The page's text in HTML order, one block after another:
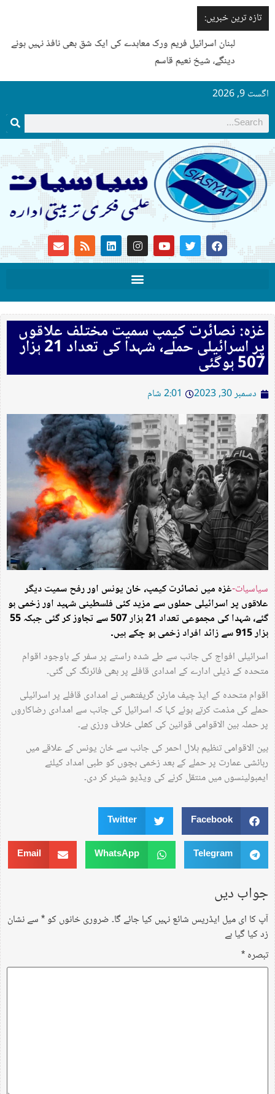
تازہ ترین خبریں:
لبنان اسرائیل فریم ورک معاہدے کی ایک شق بھی نافذ نہیں ہونے
دینگے، شیخ نعیم قاسم
اگست 9, 2026
غزہ: نصائرت کیمپ سمیت مختلف علاقوں
پر اسرائیلی حملے، شہدا کی تعداد 21 ہزار
507 ہوگئی
دسمبر 30, 2023 2:01 شام
سیاسیات-غزہ میں نصائرت کیمپ، خان یونس اور رفح سمیت دیگر
علاقوں پر اسرائیلی حملوں سے مزید کئی فلسطینی شہید اور زخمی ہو
گئے، شہدا کی مجموعی تعداد 21 ہزار 507 سے تجاوز کر گئی جبکہ 55
ہزار 915 سے زائد افراد زخمی ہو چکے ہیں۔
اسرائیلی افواج کی جانب سے طے شدہ راستے پر سفر کے باوجود اقوام
متحدہ کے ذیلی ادارے کے امدادی قافلے پر بھی فائرنگ کی گئی۔
اقوام متحدہ کے ایڈ چیف مارٹن گریفتھس نے امدادی قافلے پر اسرائیلی
حملے کی مذمت کرتے ہوئے کہا کہ اسرائیل کی جانب سے امدادی رضاکاروں
پر حملہ بین الاقوامی قوانین کی کھلی خلاف ورزی ہے۔
بین الاقوامی تنظیم ہلال احمر کی جانب سے خان یونس کے علاقے میں
رہائشی عمارت پر حملے کے بعد زخمی بچوں کو طبی امداد کیلئے
ایمبولینسوں میں منتقل کرنے کی ویڈیو شیئر کر دی۔
Facebook
Twitter
Telegram
WhatsApp
Email
جواب دیں
آپ کا ای میل ایڈریس شائع نہیں کیا جائے گا۔ضروری خانوں کو*سے نشان
زد کیا گیا ہے
تبصرہ*